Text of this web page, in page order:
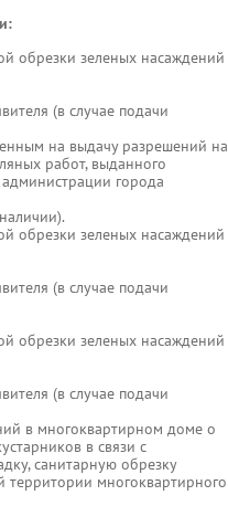
обрезки зеленых насаждений
(в случае подачи
на выдачу разрешений на
работ, выданного
города
обрезки зеленых насаждений
(в случае подачи
обрезки зеленых насаждений
(в случае подачи
в многоквартирном доме о
в связи с
санитарную обрезку
территории многоквартирного